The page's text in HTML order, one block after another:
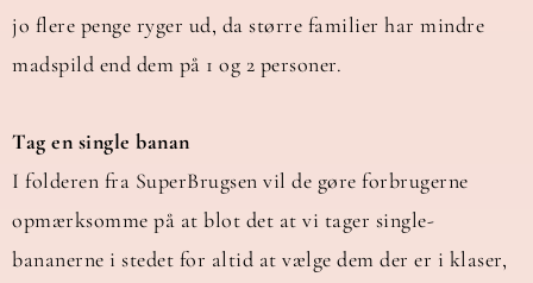
jo flere penge ryger ud, da større familier har mindre
madspild end dem på 1 og 2 personer.
Tag en single banan
I folderen fra SuperBrugsen vil de gøre forbrugerne
opmærksomme på at blot det at vi tager single-
bananerne i stedet for altid at vælge dem der er i klaser,